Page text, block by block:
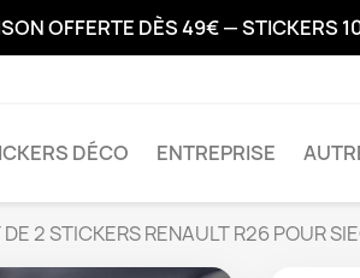
OFFERTE DÈS 49€ — STICKERS
DÉCO ENTREPRISE
DE 2 STICKERS RENAULT R26 POUR